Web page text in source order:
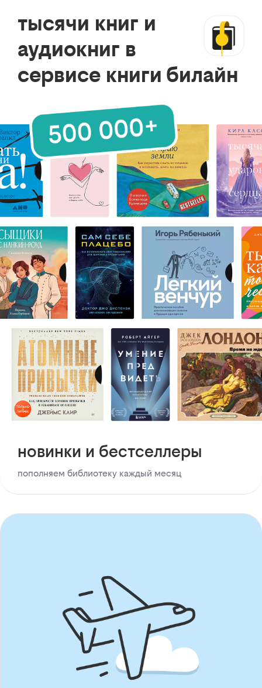
тысячи книг и
аудиокниг в
сервисе книги билайн
новинки и бестселлеры
пополняем библиотеку каждый месяц